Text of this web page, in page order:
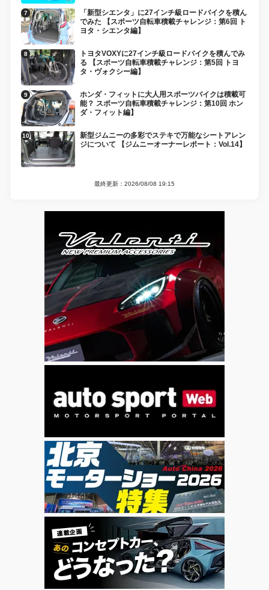
「新型シエンタ」に27インチ級ロードバイクを積ん
でみた 【スポーツ自転車積載チャレンジ：第6回 ト
ヨタ・シエンタ編】
トヨタVOXYに27インチ級ロードバイクを積んでみ
る 【スポーツ自転車積載チャレンジ：第5回 トヨ
タ・ヴォクシー編】
ホンダ・フィットに大人用スポーツバイクは積載可
能？ スポーツ自転車積載チャレンジ：第10回 ホン
ダ・フィット編】
新型ジムニーの多彩でステキで万能なシートアレン
ジについて 【ジムニーオーナーレポート：Vol.14】
最終更新：2026/08/08 19:15